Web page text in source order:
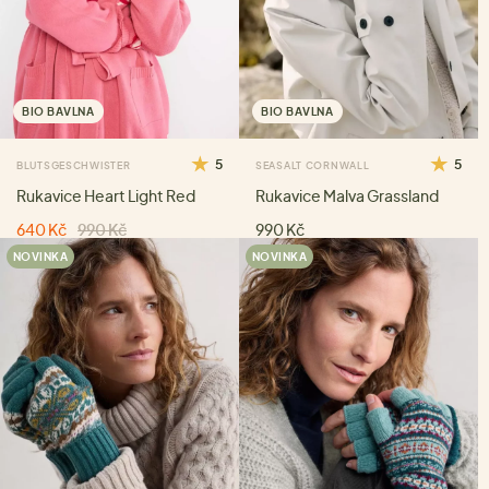
BIO BAVLNA
BLUTSGESCHWISTER 5
Rukavice Heart Light Red
640 Kč 990 Kč
BIO BAVLNA
SEASALT CORNWALL 5
Rukavice Malva Grassland
990 Kč
NOVINKA NOVINKA